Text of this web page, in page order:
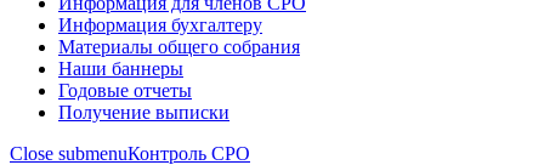
Информация бухгалтеру
Материалы общего собрания
Наши баннеры
Годовые отчеты
Получение выписки
Close submenuКонтроль СРО